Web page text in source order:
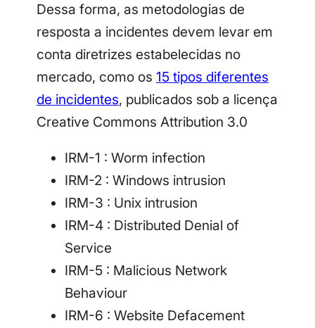
Dessa forma, as metodologias de
resposta a incidentes devem levar em
conta diretrizes estabelecidas no
mercado, como os 15 tipos diferentes
de incidentes, publicados sob a licença
Creative Commons Attribution 3.0
IRM-1 : Worm infection
IRM-2 : Windows intrusion
IRM-3 : Unix intrusion
IRM-4 : Distributed Denial of
Service
IRM-5 : Malicious Network
Behaviour
IRM-6 : Website Defacement